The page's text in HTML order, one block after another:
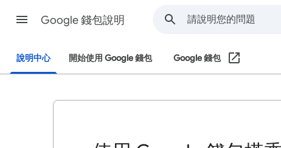
Google 錢包說明
說明中心 開始使用 Google 錢包 Google 錢包